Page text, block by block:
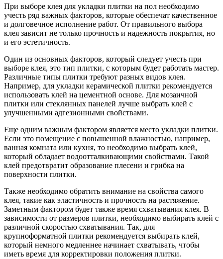
При выборе клея для укладки плитки на пол необходимо
учесть ряд важных факторов, которые обеспечат качественное
и долговечное исполнение работ. От правильного выбора
клея зависит не только прочность и надежность покрытия, но
и его эстетичность.
Один из основных факторов, который следует учесть при
выборе клея, это тип плитки, с которым будет работать мастер.
Различные типы плитки требуют разных видов клея.
Например, для укладки керамической плитки рекомендуется
использовать клей на цементной основе. Для мозаичной
плитки или стеклянных панелей лучше выбрать клей с
улучшенными адгезионными свойствами.
Еще одним важным фактором является место укладки плитки.
Если это помещение с повышенной влажностью, например,
ванная комната или кухня, то необходимо выбрать клей,
который обладает водоотталкивающими свойствами. Такой
клей предотвратит образование плесени и грибка на
поверхности плитки.
Также необходимо обратить внимание на свойства самого
клея, такие как эластичность и прочность на растяжение.
Заметным фактором будет также время схватывания клея. В
зависимости от размеров плитки, необходимо выбирать клей с
различной скоростью схватывания. Так, для
крупноформатной плитки рекомендуется выбирать клей,
который немного медленнее начинает схватывать, чтобы
иметь время для корректировки положения плитки.